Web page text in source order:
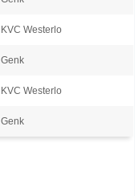
KVC Westerlo
Genk
KVC Westerlo
Genk